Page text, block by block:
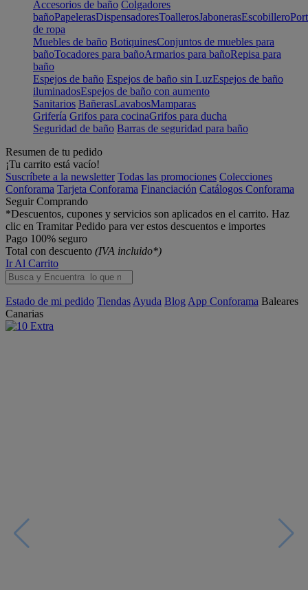
Accesorios de baño Colgadores
bañoPapelerasDispensadoresToallerosJabonerasEscobillero
de ropa
Muebles de baño BotiquinesConjuntos de muebles para
bañoTocadores para bañoArmarios para bañoRepisa para
baño
Espejos de baño Espejos de baño sin LuzEspejos de baño
iluminadosEspejos de baño con aumento
Sanitarios BañerasLavabosMamparas
Grifería Grifos para cocinaGrifos para ducha
Seguridad de baño Barras de seguridad para baño
Resumen de tu pedido
¡Tu carrito está vacío!
Suscríbete a la newsletter Todas las promociones Colecciones
Conforama Tarjeta Conforama Financiación Catálogos Conforama
Seguir Comprando
*Descuentos, cupones y servicios son aplicados en el carrito. Haz
clic en Tramitar Pedido para ver estos descuentos e importes
Pago 100% seguro
Total con descuento (IVA incluido*)
Ir Al Carrito
Estado de mi pedido Tiendas Ayuda Blog App Conforama Baleares
Canarias